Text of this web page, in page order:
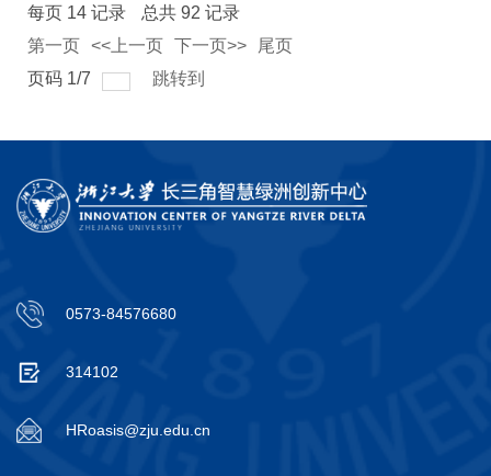
州楼市运行态势。
每页 14 记录 总共 92 记录
第一页 <<上一页 下一页>>
尾页
页码 1/7 跳转到
0573-84576680
314102
HRoasis@zju.edu.cn